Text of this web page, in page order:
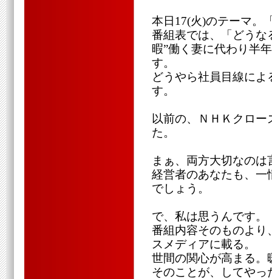
本日17(火)のテーマ。
番組表では、「どうな
暇”働く妻に代わり半
す。
どうやら社員目線に
す。
以前の、ＮＨＫクロ
た。
まぁ、両方大切なの
経営者のあなたも、一
でしょう。
で、私は思うんです。
番組内容そのものより
スメディアに載る。
世間の関心が高まる。
そのことが、してやっ